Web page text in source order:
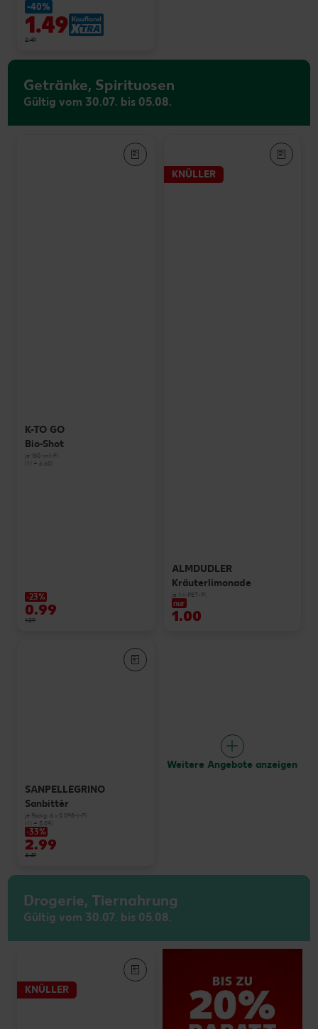
-40%
1.49
2.49
Getränke, Spirituosen
Gültig vom 30.07. bis 05.08.
K-TO GO
Bio-Shot
je 150-ml-Fl.
(1 l = 6.60)
-23%
0.99
1.29
KNÜLLER
ALMDUDLER
Kräuterlimonade
je 1-l-PET-Fl.
nur
1.00
SANPELLEGRINO
Sanbittèr
je Packg. 6 x 0,098-l-Fl.
(1 l = 5.09)
-33%
2.99
4.49
Weitere Angebote anzeigen
Drogerie, Tiernahrung
Gültig vom 30.07. bis 05.08.
KNÜLLER